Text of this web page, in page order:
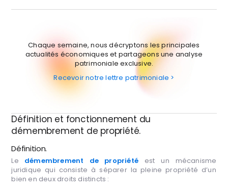
Chaque semaine, nous décryptons les principales
actualités économiques et partageons une analyse
patrimoniale exclusive.
Recevoir notre lettre patrimoniale >
Définition et fonctionnement du
démembrement de propriété.
Définition.
Le démembrement de propriétéest un mécanisme
juridique qui consiste à séparer la pleine propriété d’un
bien en deux droits distincts :